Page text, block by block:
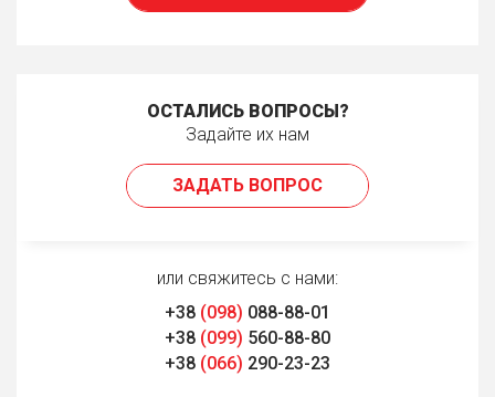
ОСТАЛИСЬ ВОПРОСЫ?
Задайте их нам
ЗАДАТЬ ВОПРОС
или свяжитесь с нами:
+38 (098) 088-88-01
+38 (099) 560-88-80
+38 (066) 290-23-23